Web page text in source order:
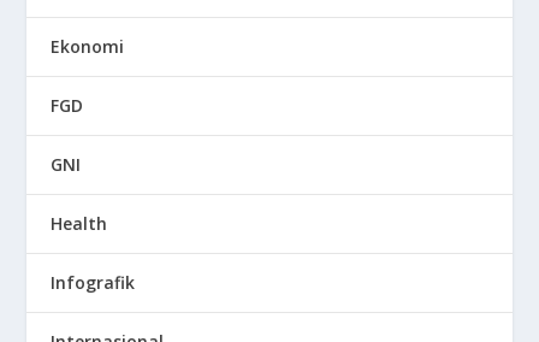
Ekonomi
FGD
GNI
Health
Infografik